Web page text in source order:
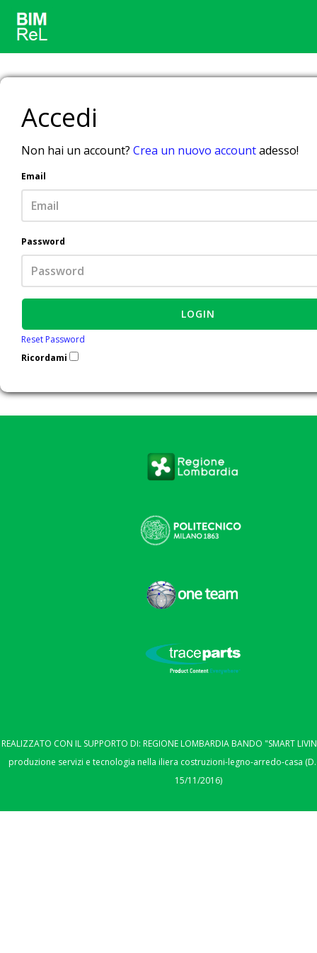
Accedi
Non hai un account? Crea un nuovo accountadesso!
Email
Password
Reset Password
Ricordami
REALIZZATO CON IL SUPPORTO DI: REGIONE LOMBARDIA BANDO "SMART
produzione servizi e tecnologia nella iliera costruzioni-legno-arredo-casa
15/11/2016)